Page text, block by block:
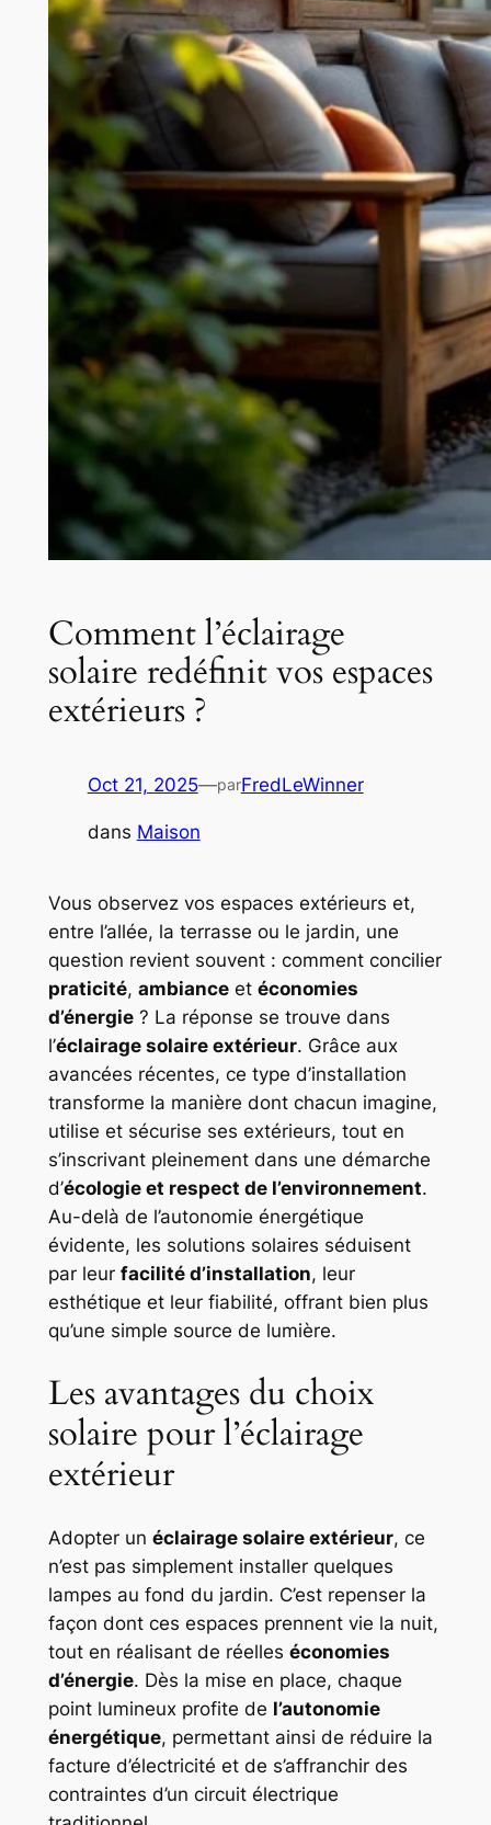
Comment l’éclairage
solaire redéfinit vos espaces
extérieurs ?
Oct 21, 2025—parFredLeWinner
dans Maison
Vous observez vos espaces extérieurs et,
entre l’allée, la terrasse ou le jardin, une
question revient souvent : comment concilier
praticité, ambianceet économies
d’énergie? La réponse se trouve dans
l’éclairage solaire extérieur. Grâce aux
avancées récentes, ce type d’installation
transforme la manière dont chacun imagine,
utilise et sécurise ses extérieurs, tout en
s’inscrivant pleinement dans une démarche
d’écologie et respect de l’environnement.
Au-delà de l’autonomie énergétique
évidente, les solutions solaires séduisent
par leur facilité d’installation, leur
esthétique et leur fiabilité, offrant bien plus
qu’une simple source de lumière.
Les avantages du choix
solaire pour l’éclairage
extérieur
Adopter un éclairage solaire extérieur, ce
n’est pas simplement installer quelques
lampes au fond du jardin. C’est repenser la
façon dont ces espaces prennent vie la nuit,
tout en réalisant de réelles économies
d’énergie. Dès la mise en place, chaque
point lumineux profite de l’autonomie
énergétique, permettant ainsi de réduire la
facture d’électricité et de s’affranchir des
contraintes d’un circuit électrique